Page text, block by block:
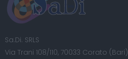
Sa.Di. SRLS
Via Trani 108/110, 70033 Corato (Bari)